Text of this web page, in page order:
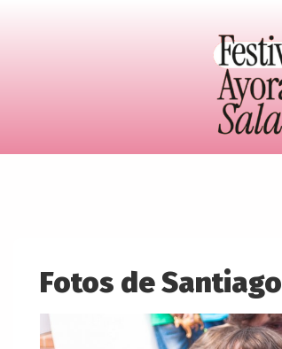
Fotos de